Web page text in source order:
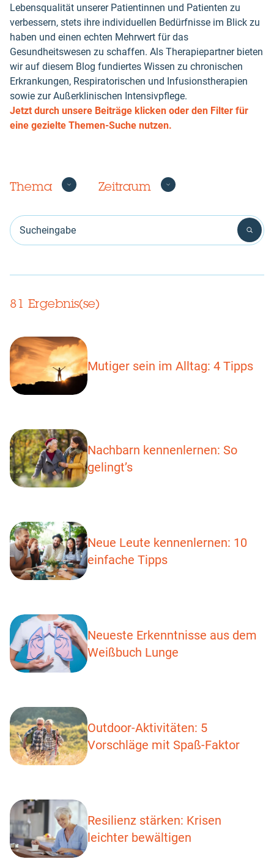
Lebensqualität unserer Patientinnen und Patienten zu
verbessern, stets ihre individuellen Bedürfnisse im Blick zu
haben und einen echten Mehrwert für das
Gesundheitswesen zu schaffen. Als Therapiepartner bieten
wir auf diesem Blog fundiertes Wissen zu chronischen
Erkrankungen, Respiratorischen und Infusionstherapien
sowie zur Außerklinischen Intensivpflege.
Jetzt durch unsere Beiträge klicken oder den Filter für
eine gezielte Themen-Suche nutzen.
Thema Zeitraum
Sucheingabe
81 Ergebnis(se)
Mutiger sein im Alltag: 4 Tipps
Nachbarn kennenlernen: So
gelingt’s
Neue Leute kennenlernen: 10
einfache Tipps
Neueste Erkenntnisse aus dem
Weißbuch Lunge
Outdoor-Aktivitäten: 5
Vorschläge mit Spaß-Faktor
Resilienz stärken: Krisen
leichter bewältigen